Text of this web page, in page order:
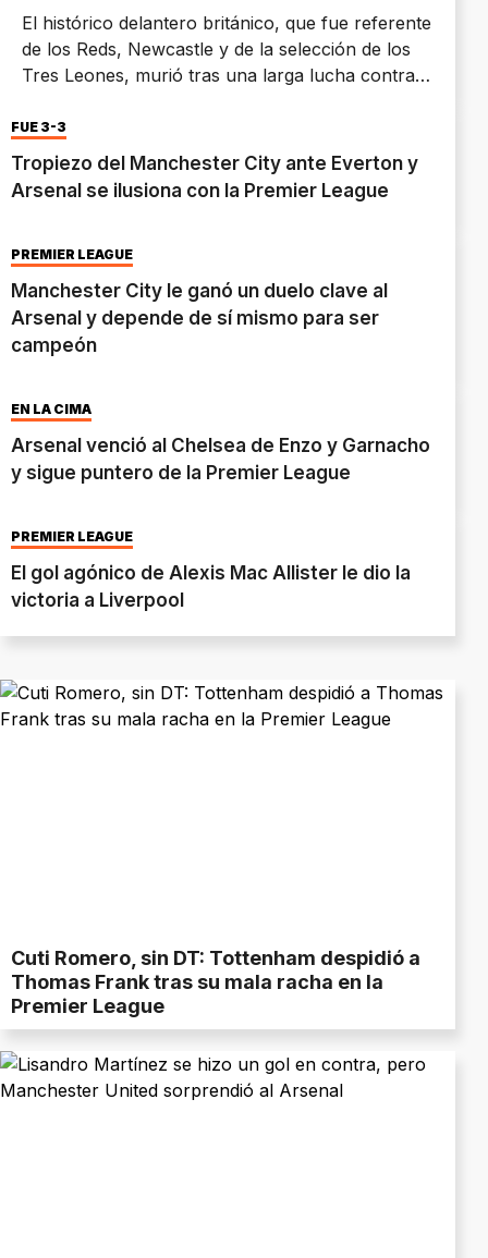
El histórico delantero británico, que fue referente
de los Reds, Newcastle y de la selección de los
Tres Leones, murió tras una larga lucha contra
FUE 3-3
Tropiezo del Manchester City ante Everton y
Arsenal se ilusiona con la Premier League
PREMIER LEAGUE
Manchester City le ganó un duelo clave al
Arsenal y depende de sí mismo para ser
campeón
EN LA CIMA
Arsenal venció al Chelsea de Enzo y Garnacho
y sigue puntero de la Premier League
PREMIER LEAGUE
El gol agónico de Alexis Mac Allister le dio la
victoria a Liverpool
Cuti Romero, sin DT: Tottenham despidió a
Thomas Frank tras su mala racha en la
Premier League